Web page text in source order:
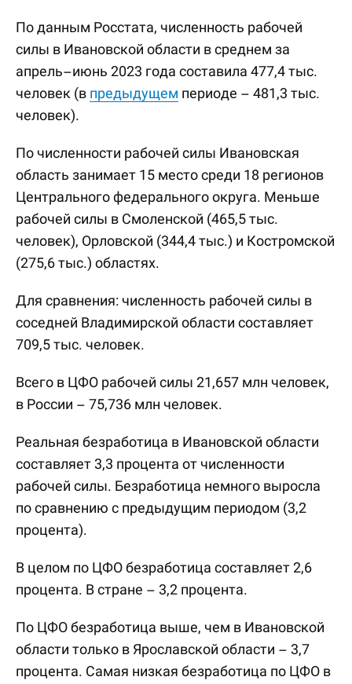
По данным Росстата, численность рабочей
силы в Ивановской области в среднем за
апрель–июнь 2023 года составила 477,4 тыс.
человек (в предыдущем периоде – 481,3 тыс.
человек).
По численности рабочей силы Ивановская
область занимает 15 место среди 18 регионов
Центрального федерального округа. Меньше
рабочей силы в Смоленской (465,5 тыс.
человек), Орловской (344,4 тыс.) и Костромской
(275,6 тыс.) областях.
Для сравнения: численность рабочей силы в
соседней Владимирской области составляет
709,5 тыс. человек.
Всего в ЦФО рабочей силы 21,657 млн человек,
в России – 75,736 млн человек.
Реальная безработица в Ивановской области
составляет 3,3 процента от численности
рабочей силы. Безработица немного выросла
по сравнению с предыдущим периодом (3,2
процента).
В целом по ЦФО безработица составляет 2,6
процента. В стране – 3,2 процента.
По ЦФО безработица выше, чем в Ивановской
области только в Ярославской области – 3,7
процента. Самая низкая безработица по ЦФО в